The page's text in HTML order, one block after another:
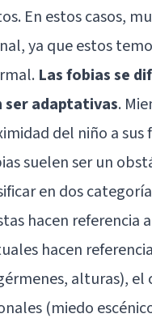
En estos casos,
ya que estos
Las fobias se
ser adaptativas.
del niño a
suelen ser un
en dos
hacen referencia
hacen
alturas),
(miedo